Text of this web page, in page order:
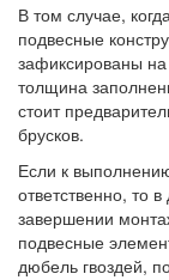
В том случае,
подвесные
зафиксированы
толщина
стоит
брусков.
Если к
ответственно, то
завершении
подвесные
дюбель гвоздей,